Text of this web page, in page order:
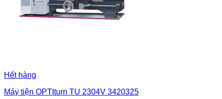
Hết hàng
Máy tiện OPTIturn TU 2304V 3420325